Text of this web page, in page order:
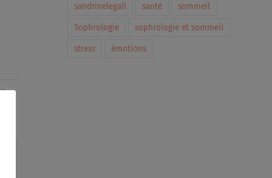
sandrinelegall santé sommeil
Sophrologie sophrologie et sommeil
stress émotions